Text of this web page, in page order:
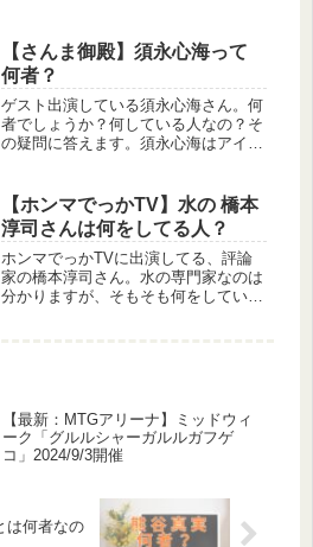
Instagramで見る ゆび先生&ひかちゃ
んねる(@yubihika)...
【さんま御殿】須永心海って
何者？
ゲスト出演している須永心海さん。何
者でしょうか？何している人なの？そ
の疑問に答えます。須永心海はアイド
の投稿をInstagramで見る 僕が見たか
った青空(@bokuao_...
【ホンマでっかTV】水の 橋本
淳司さんは何をしてる人？
ホンマでっかTVに出演してる、評論
家の橋本淳司さん。水の専門家なのは
分かりますが、そもそも何をしている
【最新：MTGアリーナ】ミッドウィ
ーク「グルルシャーガルルガフゲ
コ」2024/9/3開催